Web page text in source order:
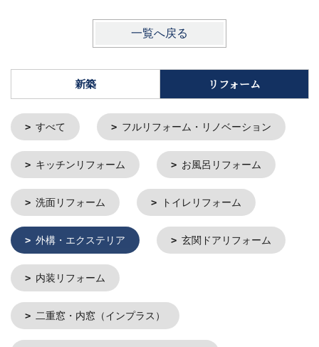
一覧へ戻る
新築 リフォーム
すべて フルリフォーム・リノベーション
キッチンリフォーム お風呂リフォーム
洗面リフォーム トイレリフォーム
外構・エクステリア 玄関ドアリフォーム
内装リフォーム
二重窓・内窓（インプラス）